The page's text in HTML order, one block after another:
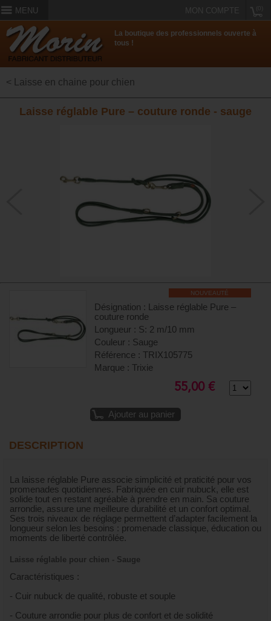
MENU MON COMPTE
La boutique des professionnels ouverte à
tous !
< Laisse en chaine pour chien
Laisse réglable Pure – couture ronde - sauge
NOUVEAUTÉ
Désignation : Laisse réglable Pure –
couture ronde
Longueur : S: 2 m/10 mm
Couleur : Sauge
Référence : TRIX105775
Marque : Trixie
55,00 €
Ajouter au panier
DESCRIPTION
La laisse réglable Pure associe simplicité et praticité pour vos
promenades quotidiennes. Fabriquée en cuir nubuck, elle est
solide tout en restant agréable à prendre en main. Sa couture
arrondie, assure une meilleure durabilité et un confort optimal.
Ses trois niveaux de réglage permettent d’adapter facilement la
longueur selon les besoins : promenade classique, éducation ou
moments de liberté contrôlée.
Laisse réglable pour chien - Sauge
Caractéristiques :
- Cuir nubuck de qualité, robuste et souple
- Couture arrondie pour plus de confort et de solidité